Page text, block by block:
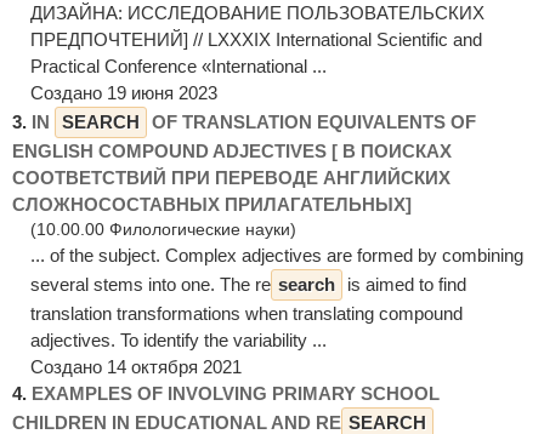
ДИЗАЙНА: ИССЛЕДОВАНИЕ ПОЛЬЗОВАТЕЛЬСКИХ
ПРЕДПОЧТЕНИЙ] // LXXXIX International Scientific and
Practical Conference «International ...
Создано 19 июня 2023
3. IN SEARCH
OF TRANSLATION EQUIVALENTS OF
ENGLISH COMPOUND ADJECTIVES [ В ПОИСКАХ
СООТВЕТСТВИЙ ПРИ ПЕРЕВОДЕ АНГЛИЙСКИХ
СЛОЖНОСОСТАВНЫХ ПРИЛАГАТЕЛЬНЫХ]
(10.00.00 Филологические науки)
... of the subject. Complex adjectives are formed by combining
several stems into one. The re search
is aimed to find
translation transformations when translating compound
adjectives. To identify the variability ...
Создано 14 октября 2021
4. EXAMPLES OF INVOLVING PRIMARY SCHOOL
CHILDREN IN EDUCATIONAL AND RE SEARCH